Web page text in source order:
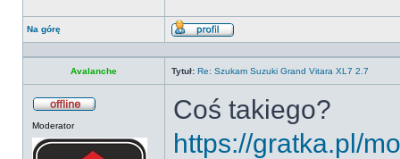
Na górę
Wyświetl
Avalanche
Tytuł: Re: Szukam Suzuki Grand Vitara XL7 2.7
Moderator
Coś takiego?
https://gratka.pl/